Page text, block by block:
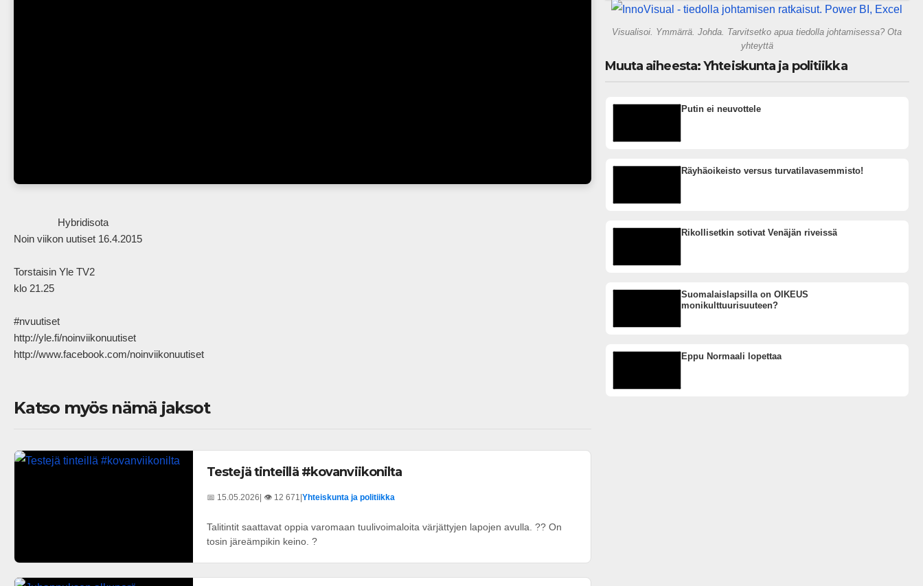
Noin viikon uutiset 16.4.2015
Torstaisin Yle TV2
klo 21.25
#nvuutiset
http://yle.fi/noinviikonuutiset
http://www.facebook.com/noinviikonuutiset
Katso myös nämä jaksot
Testejä tinteillä #kovanviikonilta
📅 15.05.2026 | 👁️ 12 671 Yhteiskunta ja politiikka
Talitintit saattavat oppia varomaan tuulivoimaloita värjättyjen lapojen avulla. ?? On
tosin järeämpikin keino. ?
gigatehtaan?
Visualisoi. Ymmärrä. Johda. Tarvitsetko apua tiedolla johtamisessa? Ota
yhteyttä
Muuta aiheesta: Yhteiskunta ja politiikka
Putin ei neuvottele
Räyhäoikeisto versus turvatilavasemmisto!
Rikollisetkin sotivat Venäjän riveissä
Suomalaislapsilla on OIKEUS
monikulttuurisuuteen?
Eppu Normaali lopettaa